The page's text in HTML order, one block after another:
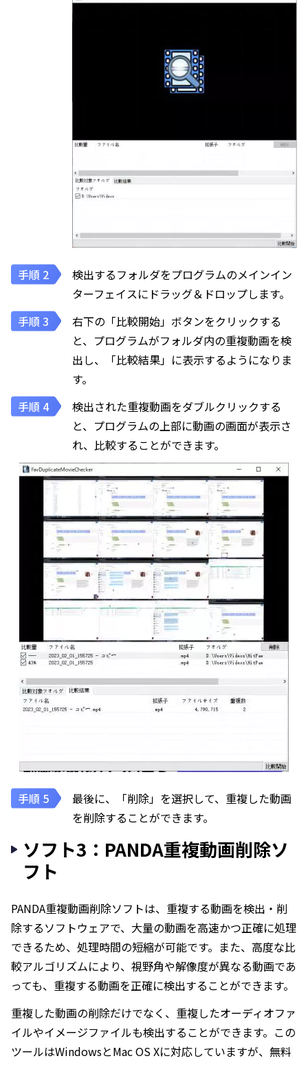
検出するフォルダをプログラムのメインイン
ターフェイスにドラッグ＆ドロップします。
右下の「比較開始」ボタンをクリックする
と、プログラムがフォルダ内の重複動画を検
出し、「比較結果」に表示するようになりま
す。
検出された重複動画をダブルクリックする
と、プログラムの上部に動画の画面が表示さ
れ、比較することができます。
最後に、「削除」を選択して、重複した動画
を削除することができます。
ソフト3：PANDA重複動画削除ソ
フト
PANDA重複動画削除ソフトは、重複する動画を検出・削
除するソフトウェアで、大量の動画を高速かつ正確に処理
できるため、処理時間の短縮が可能です。また、高度な比
較アルゴリズムにより、視野角や解像度が異なる動画であ
っても、重複する動画を正確に検出することができます。
重複した動画の削除だけでなく、重複したオーディオファ
イルやイメージファイルも検出することができます。この
ツールはWindowsとMac OS Xに対応していますが、無料